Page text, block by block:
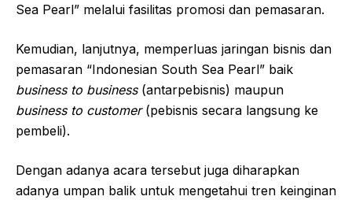
Sea Pearl” melalui fasilitas promosi dan pemasaran.
Kemudian, lanjutnya, memperluas jaringan bisnis dan
pemasaran “Indonesian South Sea Pearl” baik
business to business(antarpebisnis) maupun
business to customer(pebisnis secara langsung ke
pembeli).
Dengan adanya acara tersebut juga diharapkan
adanya umpan balik untuk mengetahui tren keinginan